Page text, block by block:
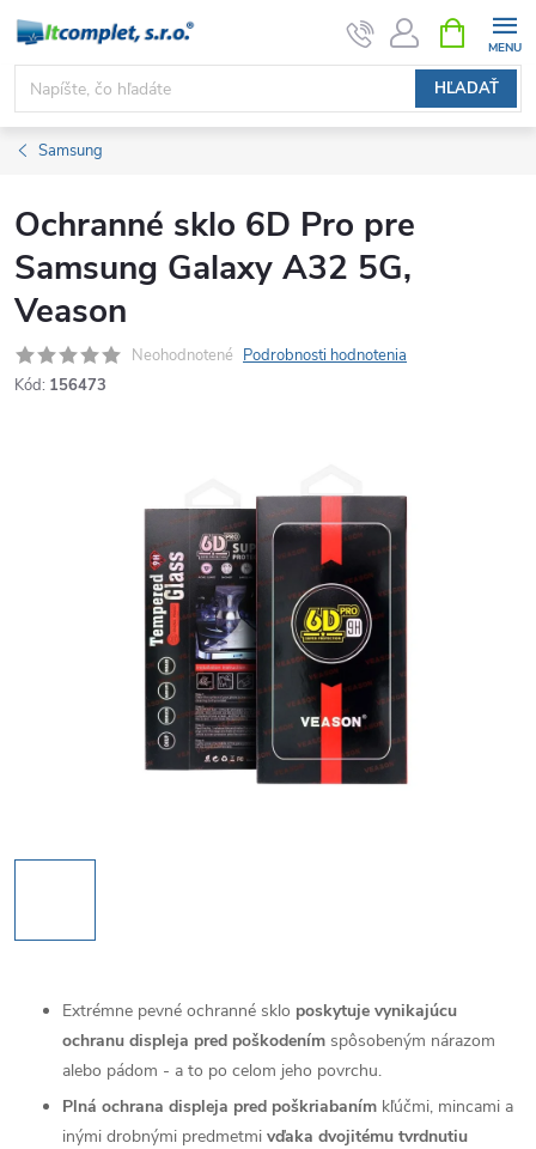
Prejsť
obsah
HĽADAŤ
KOŠÍK
Samsung
Ochranné sklo 6D Pro pre
Samsung Galaxy A32 5G,
Veason
Neohodnotené Podrobnosti hodnotenia
Kód: 156473
Extrémne pevné ochranné sklo poskytuje vynikajúcu
ochranu displeja pred poškodením spôsobeným nárazom
alebo pádom - a to po celom jeho povrchu.
Plná ochrana displeja pred poškriabaním kľúčmi, mincami a
inými drobnými predmetmi vďaka dvojitému tvrdnutiu